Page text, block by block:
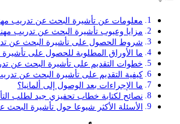
معلومات عن تأشيرة البحث عن تدريب
مزايا وعيوب تأشيرة البحث عن تدريب
شروط الحصول على تأشيرة البحث عن
ما الأوراق المطلوبة للحصول على
خطوات التقديم على تأشيرة البحث عن
كيفية التقديم على تأشيرة البحث عن
ما الإجراءات بعد الوصول إلى ألمانيا؟
نصائح لكتابة خطاب تحفيزي جيد لطلب
الأسئلة الأكثر شيوعا حول تأشيرة البحث